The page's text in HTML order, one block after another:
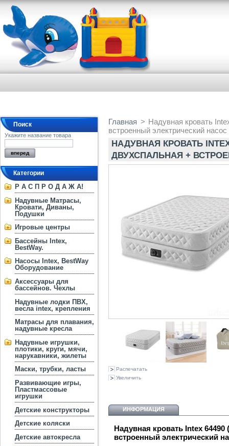
Поиск
Укажите название товара
Категории
Р А С П Р О Д А Ж А!
Надувные Матрасы,
Кровати, Диваны,
Подушки
Игровые центры
Бассейны Intex,
BestWay.
Насосы Intex, BestWay
Оборудование
Аксессуары для
бассейнов. Чехлы
Надувные лодки ПВХ,
весла intex, крепления
Матрасы для плавания,
надувные кресла
Надувные игрушки,
плотики, круги, мячи,
нарукавники, жилеты
Маски, трубки, ласты
Развивающие игры,
Пластмассовые
игрушки
Детские конструкторы
Детские коляски
Детские автокресла
Главная > Надувная кровать
встроенный электрический насос
НАДУВНАЯ КРОВАТЬ INTEX
ДВУХСПАЛЬНАЯ +
Распечатать
Увеличить
ИНФОРМАЦИЯ
Надувная кровать Intex 64490
встроенный электрический